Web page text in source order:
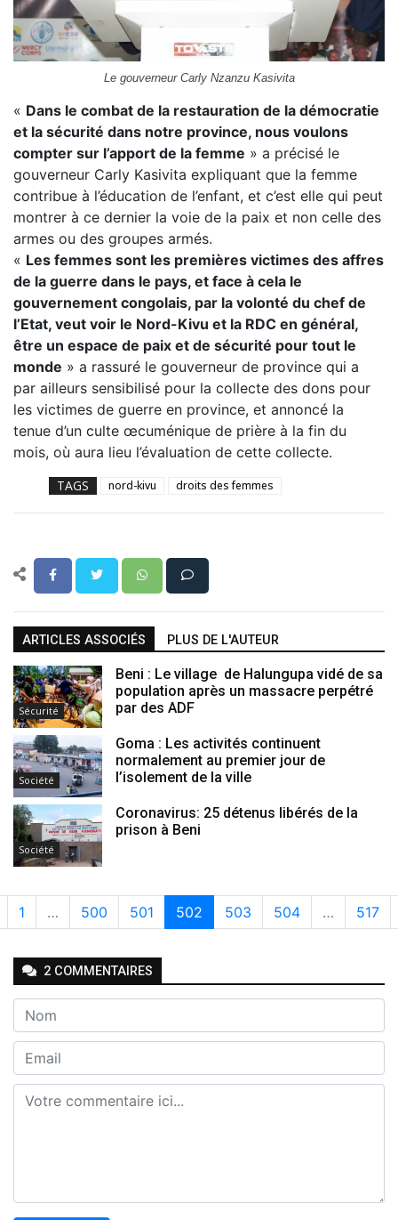
Le gouverneur Carly Nzanzu Kasivita
« Dans le combat de la restauration de la démocratie
et la sécurité dans notre province, nous voulons
compter sur l’apport de la femme » a précisé le
gouverneur Carly Kasivita expliquant que la femme
contribue à l’éducation de l’enfant, et c’est elle qui peut
montrer à ce dernier la voie de la paix et non celle des
armes ou des groupes armés.
« Les femmes sont les premières victimes des affres
de la guerre dans le pays, et face à cela le
gouvernement congolais, par la volonté du chef de
l’Etat, veut voir le Nord-Kivu et la RDC en général,
être un espace de paix et de sécurité pour tout le
monde » a rassuré le gouverneur de province qui a
par ailleurs sensibilisé pour la collecte des dons pour
les victimes de guerre en province, et annoncé la
tenue d’un culte œcuménique de prière à la fin du
mois, où aura lieu l’évaluation de cette collecte.
TAGS nord-kivu droits des femmes
ARTICLES ASSOCIÉS PLUS DE L'AUTEUR
Sécurité
Beni : Le village de Halungupa vidé de sa
population après un massacre perpétré
par des ADF
Société
Goma : Les activités continuent
normalement au premier jour de
l’isolement de la ville
Société
Coronavirus: 25 détenus libérés de la
prison à Beni
1 … 500 501 502 503 504 … 517
2 COMMENTAIRES